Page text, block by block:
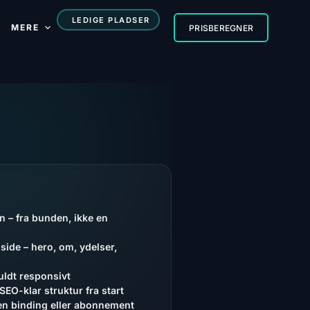
MERE
LEDIGE PLADSER
PRISBEREGNER
– fra bunden, ikke en
– hero, om, ydelser,
responsivt
klar struktur fra start
binding eller abonnement